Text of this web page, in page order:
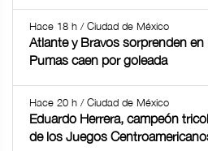
Hace 18 h / Ciudad de México
Atlante y Bravos sorprenden
Pumas caen por goleada
Hace 20 h / Ciudad de México
Eduardo Herrera, campeón
de los Juegos